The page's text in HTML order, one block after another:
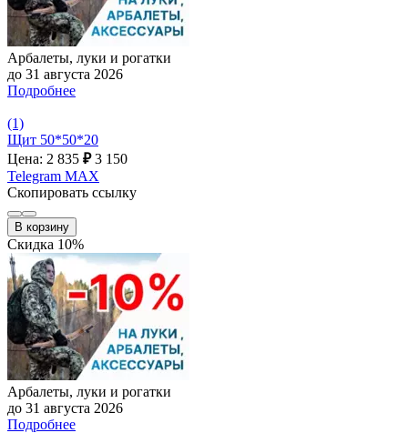
Арбалеты, луки и рогатки
до 31 августа 2026
Подробнее
(1)
Щит 50*50*20
Цена: 2 835 ₽ 3 150
Telegram MAX
Скопировать ссылку
В корзину
Скидка 10%
Арбалеты, луки и рогатки
до 31 августа 2026
Подробнее